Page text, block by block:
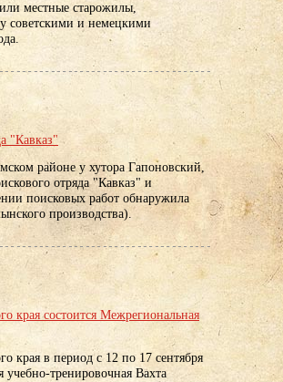
местные старожилы,
советскими и немецкими
"Кавказ"
районе у хутора Гапоновский,
отряда "Кавказ" и
поисковых работ обнаружила
производства).
края состоится Межрегиональная
края в период с 12 по 17 сентября
учебно-тренировочная Вахта